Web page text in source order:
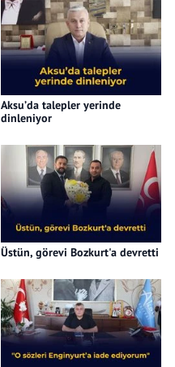
Aksu’da talepler yerinde
dinleniyor
Üstün, görevi Bozkurt'a devretti